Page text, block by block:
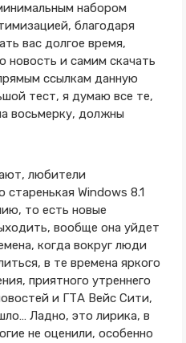
набором
благодаря
вас долгое время,
новость и самим скачать
ссылкам данную
тест, я думаю все те,
восьмерку, должны
любители
Windows 8.1
то есть новые
вообще она уйдет
когда вокруг люди
в те времена яркого
приятного утреннего
и ГТА Вейс Сити,
Ладно, это лирика, в
не оценили, особенно